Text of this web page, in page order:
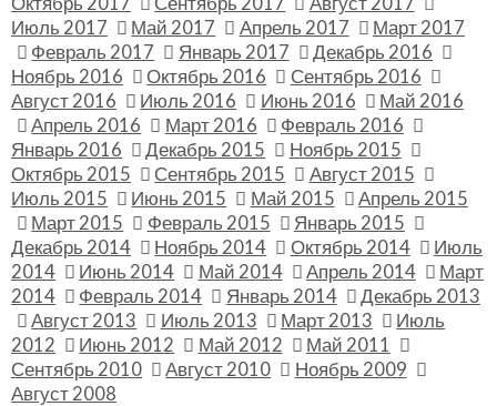
Июль 2017
Май 2017 Апрель 2017
Март 2017
Февраль 2017
Январь 2017
Декабрь 2016
Ноябрь 2016
Октябрь 2016
Сентябрь 2016
Август 2016
Июль 2016 Июнь 2016
Май 2016
Апрель 2016
Март 2016
Февраль 2016
Январь 2016
Декабрь 2015
Ноябрь 2015
Октябрь 2015
Сентябрь 2015
Август 2015
Июль 2015
Июнь 2015 Май 2015
Апрель 2015
Март 2015
Февраль 2015
Январь 2015
Декабрь 2014
Ноябрь 2014 Октябрь 2014
Июль
2014
Июнь 2014 Май 2014 Апрель 2014
Март
2014
Февраль 2014 Январь 2014
Декабрь 2013
Август 2013
Июль 2013 Март 2013
Июль
2012
Июнь 2012 Май 2012
Май 2011
Сентябрь 2010
Август 2010
Ноябрь 2009
Август 2008